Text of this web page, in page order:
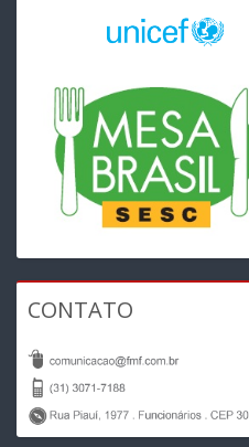
CONTATO